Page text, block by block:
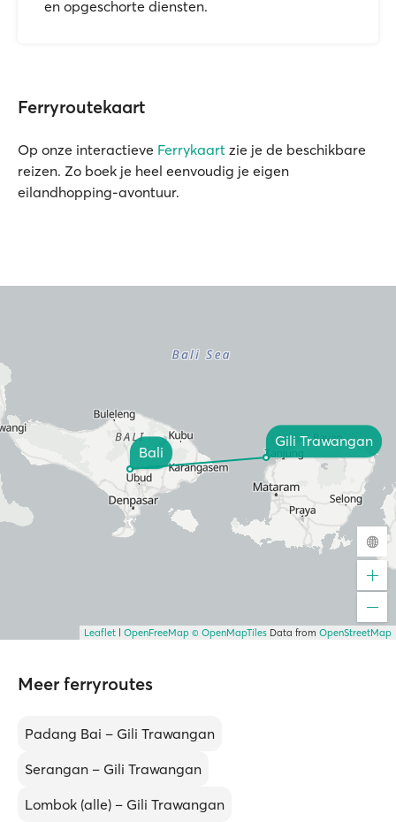
en opgeschorte diensten.
Ferryroutekaart
Op onze interactieve Ferrykaart zie je de beschikbare
reizen. Zo boek je heel eenvoudig je eigen
eilandhopping-avontuur.
Bali
Gili Trawangan
Leaflet OpenFreeMap © OpenMapTiles Data from OpenStreetMap
Meer ferryroutes
Padang Bai – Gili Trawangan
Serangan – Gili Trawangan
Lombok (allе) – Gili Trawangan